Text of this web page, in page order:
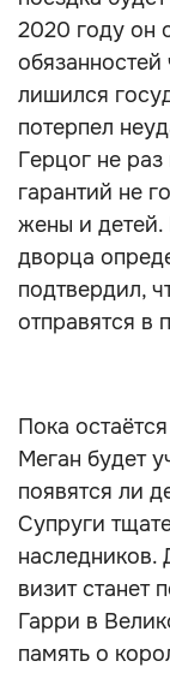
2020 году он
лишился
потерпел
Герцог не
гарантий не
жены и детей.
дворца
подтвердил,
отправятся в
Пока
Меган будет
появятся ли
Супруги
наследников.
визит станет
Гарри в
память о